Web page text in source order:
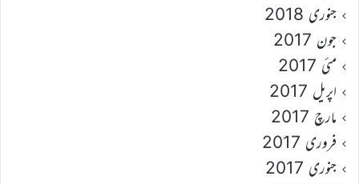
جنوری 2018
جون 2017
مئی 2017
اپریل 2017
مارچ 2017
فروری 2017
جنوری 2017